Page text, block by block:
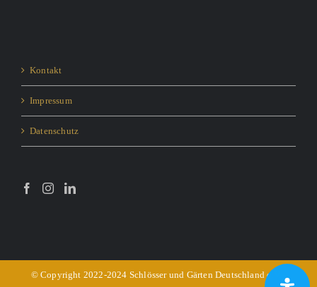
Kontakt
Impressum
Datenschutz
© Copyright 2022-2024 Schlösser und Gärten Deutschland e.V. -